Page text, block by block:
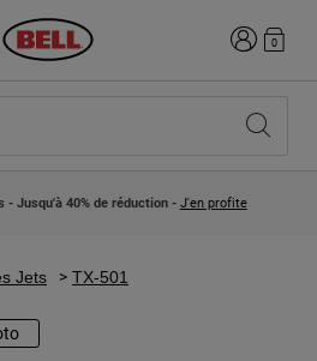
Connexion
0
- Jusqu'à 40% de réduction - J'en profite
Jets TX-501